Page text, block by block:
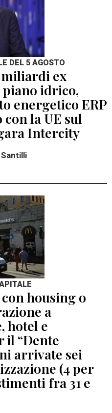
DEL 5 AGOSTO
ex
piano idrico,
energetico ERP
la UE sul
Intercity
housing o
a
hotel e
il “Dente
arrivate sei
(4 per
fra 31 e